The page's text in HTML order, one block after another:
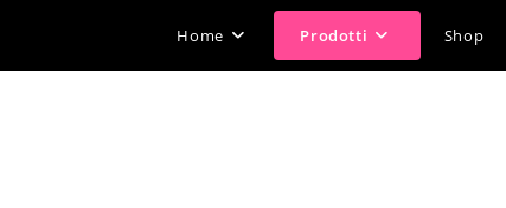
Home Prodotti Shop